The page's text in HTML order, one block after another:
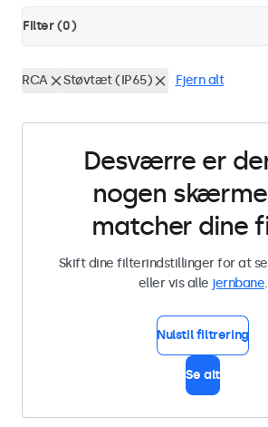
Filter (0)
RCA Støvtæt (IP65) Fjern alt
Desværre er
nogen
matcher dine
Skift dine filterindstillinger for at
eller vis alle jernbane.
Nulstil filtrering
Se alt